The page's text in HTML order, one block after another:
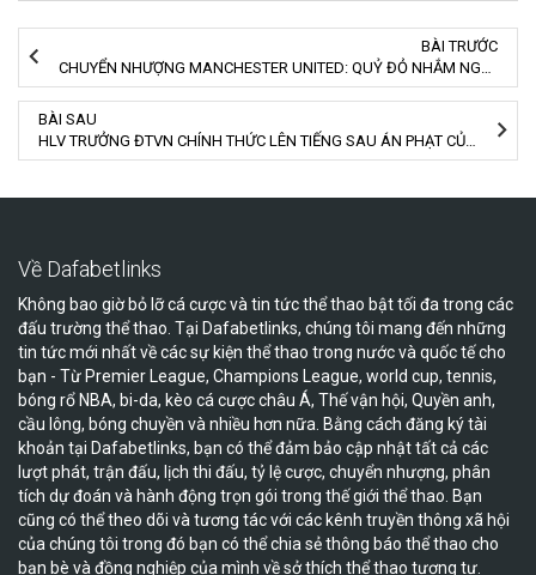
BÀI TRƯỚC
CHUYỂN NHƯỢNG MANCHESTER UNITED: QUỶ ĐỎ NHẮM NGÔI SAO ĐANG ĐẦU QUÂN CHO REAL BETIS
BÀI SAU
HLV TRƯỞNG ĐTVN CHÍNH THỨC LÊN TIẾNG SAU ÁN PHẠT CỦA AFC
Về Dafabetlinks
Không bao giờ bỏ lỡ cá cược và tin tức thể thao bật tối đa trong các
đấu trường thể thao. Tại Dafabetlinks, chúng tôi mang đến những
tin tức mới nhất về các sự kiện thể thao trong nước và quốc tế cho
bạn - Từ Premier League, Champions League, world cup, tennis,
bóng rổ NBA, bi-da, kèo cá cược châu Á, Thế vận hội, Quyền anh,
cầu lông, bóng chuyền và nhiều hơn nữa. Bằng cách đăng ký tài
khoản tại Dafabetlinks, bạn có thể đảm bảo cập nhật tất cả các
lượt phát, trận đấu, lịch thi đấu, tỷ lệ cược, chuyển nhượng, phân
tích dự đoán và hành động trọn gói trong thế giới thể thao. Bạn
cũng có thể theo dõi và tương tác với các kênh truyền thông xã hội
của chúng tôi trong đó bạn có thể chia sẻ thông báo thể thao cho
bạn bè và đồng nghiệp của mình về sở thích thể thao tương tự.